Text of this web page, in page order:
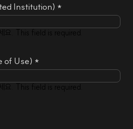
Institution) *
요. This field is required.
of Use) *
요. This field is required.